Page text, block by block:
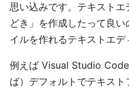
思い込みです。テキスト
どき」を作成したって良
イルを作れるテキストエデ
例えば Visual Studio
ば）デフォルトでテキス